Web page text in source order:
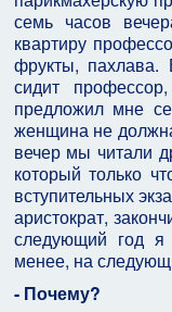
семь часов
квартиру
фрукты,
сидит
предложил мне
женщина не
вечер мы читали
который только
вступительных
аристократ,
следующий год я
менее, на
- Почему?